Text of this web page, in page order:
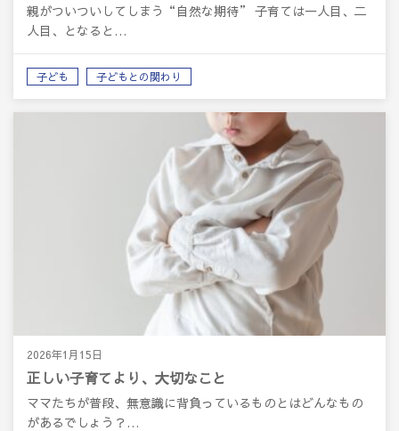
親がついついしてしまう“自然な期待” 子育ては一人目、二
人目、となると…
子ども 子どもとの関わり
2026年1月15日
正しい子育てより、大切なこと
ママたちが普段、無意識に背負っているものとはどんなもの
があるでしょう？…